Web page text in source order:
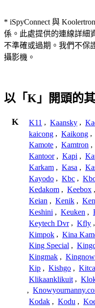
* iSpyConnect 與
係。此處提供的連線詳細
不準確或過期。我們不保
攝影機。
以「K」開頭的
K K11 , Kaansky ,
kaicong , Kaikong ,
Kamote , Kamtron ,
Kantoor , Kapi ,
Karkam , Kasa ,
Kayodo , Kbc ,
Kedakom , Keebox ,
Keian , Kenik ,
Keshini , Keuken ,
Keytech Dvr , Kfly ,
Kimpok , Kina
King Special ,
Kingmak , Kingnow
Kip , Kishgo ,
Klikaanklikuit ,
,
Kodak , Kodu ,